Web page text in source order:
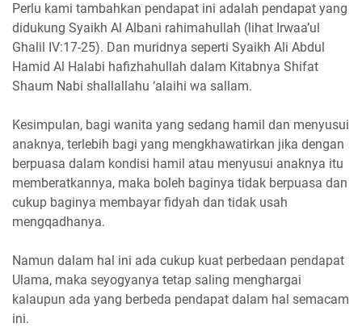
Perlu kami tambahkan pendapat ini adalah pendapat yang
didukung Syaikh Al Albani rahimahullah (lihat Irwaa’ul
Ghalil IV:17-25). Dan muridnya seperti Syaikh Ali Abdul
Hamid Al Halabi hafizhahullah dalam Kitabnya Shifat
Shaum Nabi shallallahu ‘alaihi wa sallam.
Kesimpulan, bagi wanita yang sedang hamil dan menyusui
anaknya, terlebih bagi yang mengkhawatirkan jika dengan
berpuasa dalam kondisi hamil atau menyusui anaknya itu
memberatkannya, maka boleh baginya tidak berpuasa dan
cukup baginya membayar fidyah dan tidak usah
mengqadhanya.
Namun dalam hal ini ada cukup kuat perbedaan pendapat
Ulama, maka seyogyanya tetap saling menghargai
kalaupun ada yang berbeda pendapat dalam hal semacam
ini.